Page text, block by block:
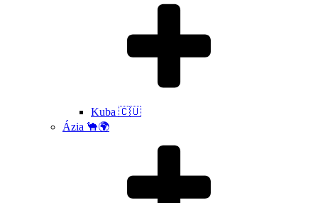
Kuba 🇨🇺
Ázia 🐪🌍